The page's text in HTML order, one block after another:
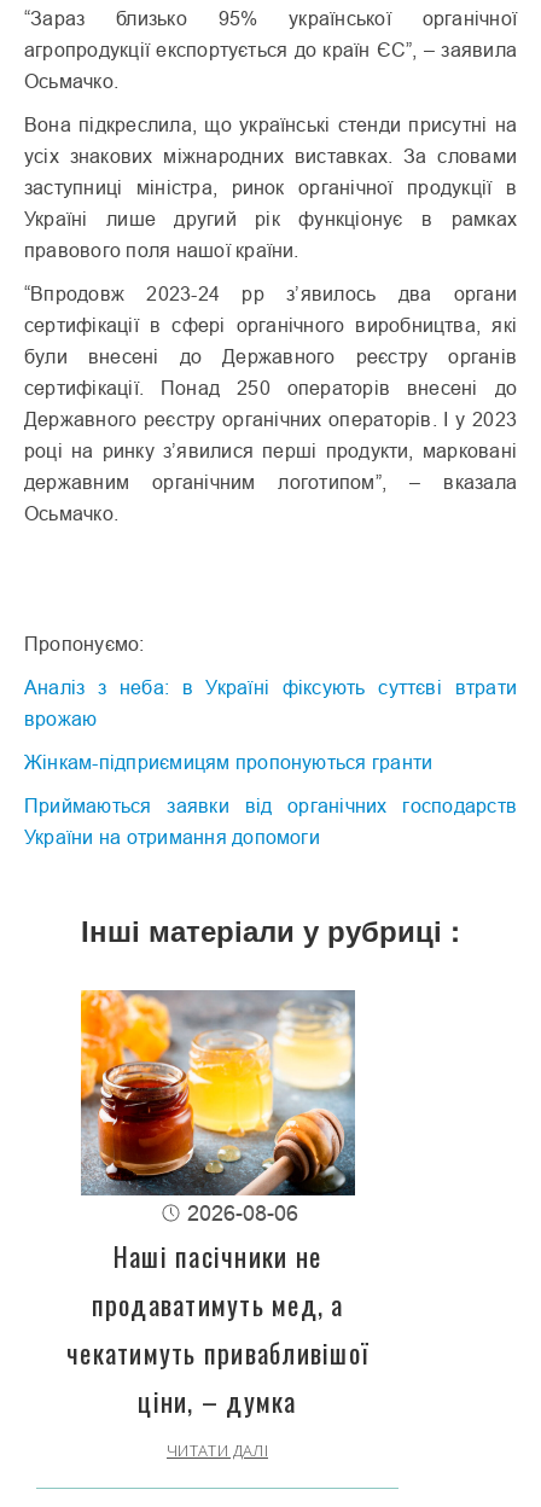
“Зараз близько 95% української органічної
агропродукції експортується до країн ЄС”, – заявила
Осьмачко.
Вона підкреслила, що українські стенди присутні на
усіх знакових міжнародних виставках. За словами
заступниці міністра, ринок органічної продукції в
Україні лише другий рік функціонує в рамках
правового поля нашої країни.
“Впродовж 2023-24 рр з’явилось два органи
сертифікації в сфері органічного виробництва, які
були внесені до Державного реєстру органів
сертифікації. Понад 250 операторів внесені до
Державного реєстру органічних операторів. І у 2023
році на ринку з’явилися перші продукти, марковані
державним органічним логотипом”, – вказала
Осьмачко.
Пропонуємо:
Аналіз з неба: в Україні фіксують суттєві втрати
врожаю
Жінкам-підприємицям пропонуються гранти
Приймаються заявки від органічних господарств
України на отримання допомоги
Інші матеріали у рубриці :
2026-08-06
Наші пасічники не
продаватимуть мед, а
чекатимуть привабливішої
ціни, – думка
ЧИТАТИ ДАЛІ